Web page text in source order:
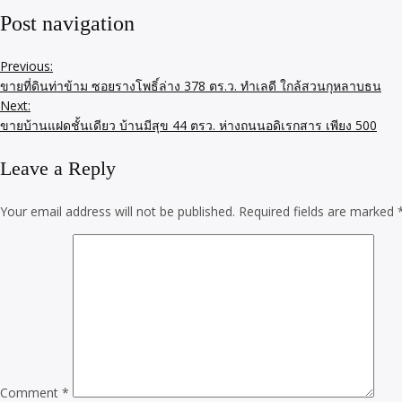
Post navigation
Previous:
ขายที่ดินท่าข้าม ซอยรางโพธิ์ล่าง 378 ตร.ว. ทำเลดี ใกล้สวนกุหลาบธน
Next:
ขายบ้านแฝดชั้นเดียว บ้านมีสุข 44 ตรว. ห่างถนนอดิเรกสาร เพียง 500
Leave a Reply
Your email address will not be published. Required fields are marked
Comment *